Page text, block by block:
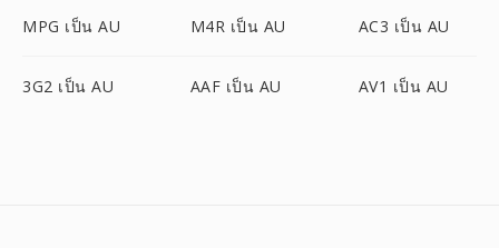
MPG เป็น AU M4R เป็น AU AC3 เป็น AU
3G2 เป็น AU AAF เป็น AU AV1 เป็น AU